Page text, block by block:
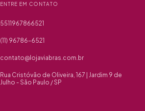
ENTRE EM CONTATO
5511967866521
(11) 96786-6521
contato@lojaviabras.com.br
Rua Cristóvão de Oliveira, 167 | Jardim 9 de
Julho - São Paulo / SP